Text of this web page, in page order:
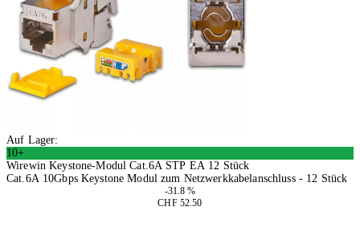
Auf Lager:
10+
Wirewin Keystone-Modul Cat.6A STP EA 12 Stück
Cat.6A 10Gbps Keystone Modul zum Netzwerkkabelanschluss - 12 Stück
-31.8 %
CHF 52.50